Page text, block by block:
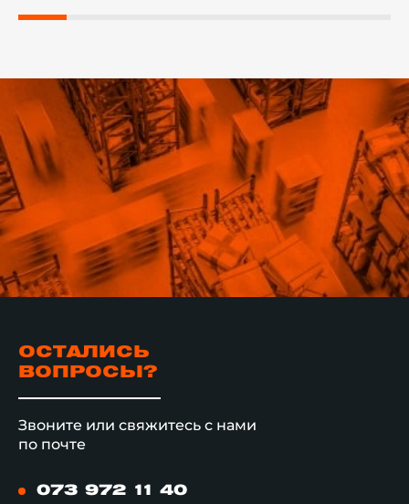
ОСТАЛИСЬ
ВОПРОСЫ?
Звоните или свяжитесь с нами
по почте
073 972 11 40